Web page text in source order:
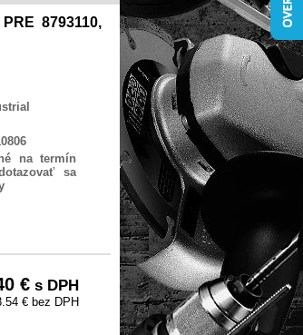
8793110,
na termín
sa
€ s DPH
€ bez DPH